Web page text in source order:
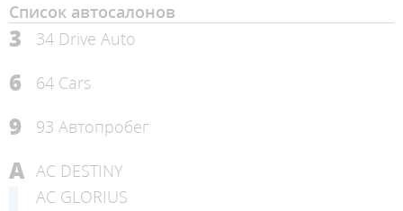
Список автосалонов
3 34 Drive Auto
6 64 Cars
9 93 Автопробег
A AC DESTINY
AC GLORIUS